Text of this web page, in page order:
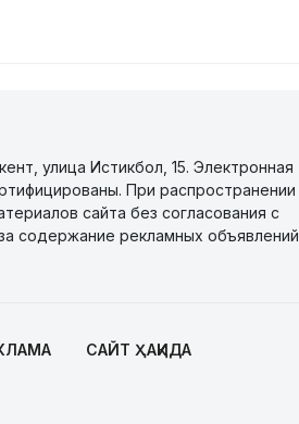
улица Истикбол, 15. Электронная
При распространении
сайта без согласования с
содержание рекламных объявлений,
САЙТ ҲАҚИДА